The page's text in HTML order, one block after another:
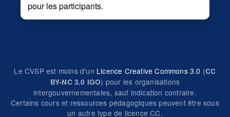
pour les participants.
Le CVSP est moins d'un Licence Creative Commons 3.0 (CC
BY-NC 3.0 IGO) pour les organisations
intergouvernementales, sauf indication contraire.
Certains cours et ressources pédagogiques peuvent être sous
un autre type de licence CC.